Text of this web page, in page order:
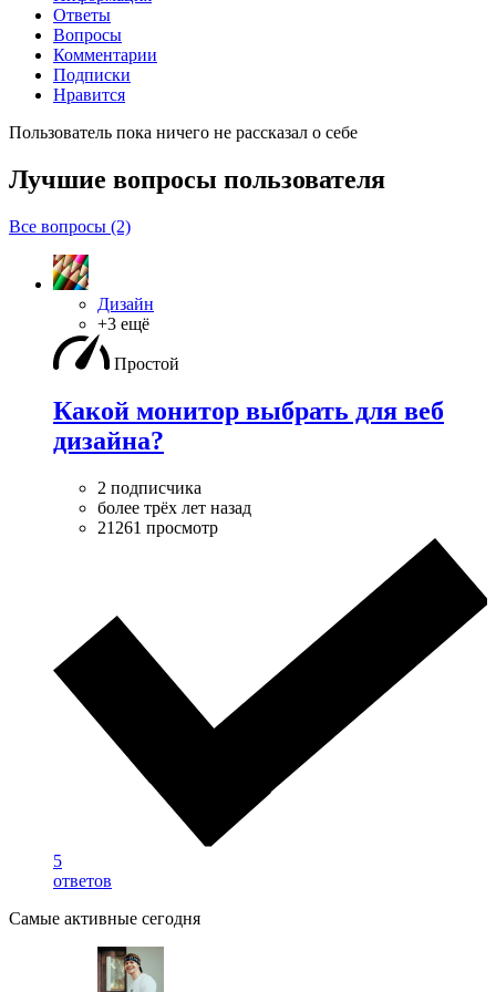
Ответы
Вопросы
Комментарии
Подписки
Нравится
Пользователь пока ничего не рассказал о себе
Лучшие вопросы пользователя
Все вопросы (2)
Дизайн
+3 ещё
Простой
Какой монитор выбрать для веб
дизайна?
2 подписчика
более трёх лет назад
21261 просмотр
5
ответов
Самые активные сегодня